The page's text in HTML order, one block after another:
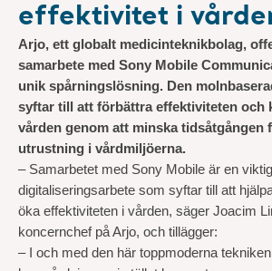
effektivitet i
Arjo, ett globalt medicinteknikbolag,
samarbete med Sony Mobile
unik spårningslösning. Den
syftar till att förbättra effektiviteten och
vården genom att minska tidsåtgången
utrustning i vårdmiljöerna.
– Samarbetet med Sony Mobile är en
digitaliseringsarbete som syftar till att
öka effektiviteten i vården, säger Joacim
koncernchef på Arjo, och tillägger:
– I och med den här toppmoderna